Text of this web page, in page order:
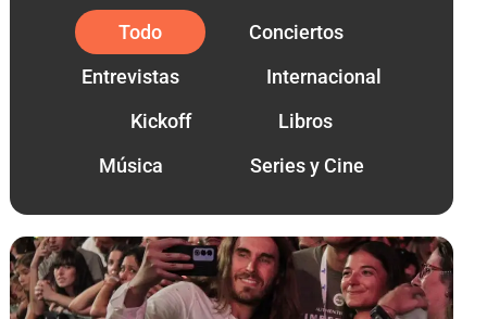
Conciertos
Entrevistas
Internacional
Kickoff
Libros
Música
Series y Cine
Todo